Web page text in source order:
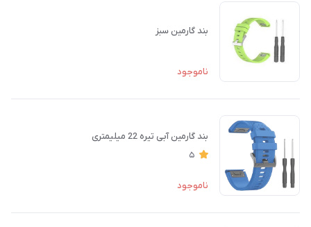
بند گارمین سبز
ناموجود
بند گارمین آبی تیره 22 میلیمتری
5
ناموجود